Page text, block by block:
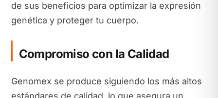
de sus beneficios para optimizar la expresión
genética y proteger tu cuerpo.
Compromiso con la Calidad
Genomex se produce siguiendo los más altos
estándares de calidad, lo que asegura un